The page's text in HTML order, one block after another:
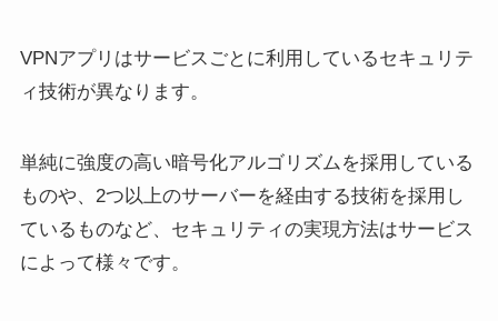
VPNアプリはサービスごとに利用しているセキュリテ
ィ技術が異なります。
単純に強度の高い暗号化アルゴリズムを採用している
ものや、2つ以上のサーバーを経由する技術を採用し
ているものなど、セキュリティの実現方法はサービス
によって様々です。